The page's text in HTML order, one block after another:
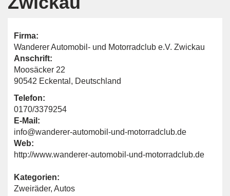
Firma:
Wanderer Automobil- und Motorradclub e.V. Zwickau
Anschrift:
Moosäcker 22
90542 Eckental, Deutschland
Telefon:
0170/3379254
E-Mail:
info@wanderer-automobil-und-motorradclub.de
Web:
http://www.wanderer-automobil-und-motorradclub.de
Kategorien:
Zweiräder, Autos